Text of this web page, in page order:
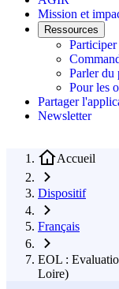
Mission et
Ressources
Parler du
Pour les
Partager
Newsletter
Accueil
Dispositif
Français
EOL :
Loire)